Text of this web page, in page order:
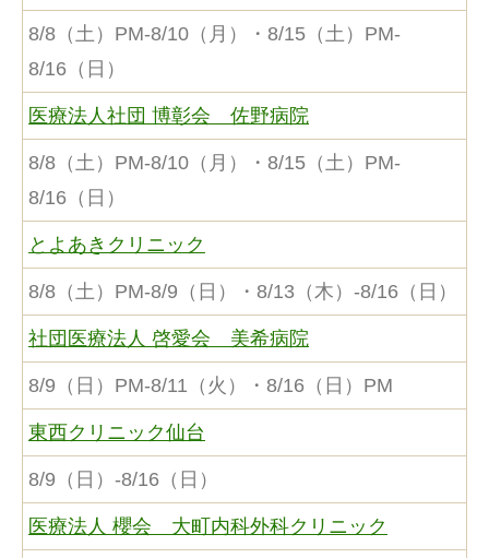
8/8（土）PM-8/10（月）・8/15（土）PM-
8/16（日）
医療法人社団 博彰会 佐野病院
8/8（土）PM-8/10（月）・8/15（土）PM-
8/16（日）
とよあきクリニック
8/8（土）PM-8/9（日）・8/13（木）-8/16（日）
社団医療法人 啓愛会 美希病院
8/9（日）PM-8/11（火）・8/16（日）PM
東西クリニック仙台
8/9（日）-8/16（日）
医療法人 櫻会 大町内科外科クリニック